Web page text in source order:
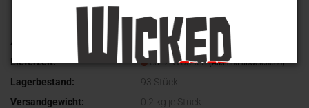
Art.Nr.:
Scanavo-002
Lieferzeit:
ca. 2 Wochen(Ausland abweichend)
Lagerbestand: 93 Stück
Versandgewicht:
0.2 kg je Stück